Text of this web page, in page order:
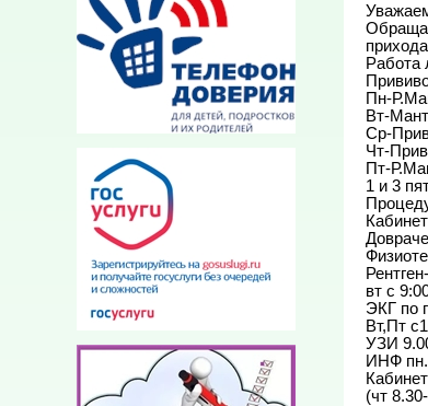
Работа
Пн-
Вт-
Ср-
Чт-
Пт-
1 и 3
вт с
ЭКГ по
Вт,Пт
УЗИ
ИНФ
(чт